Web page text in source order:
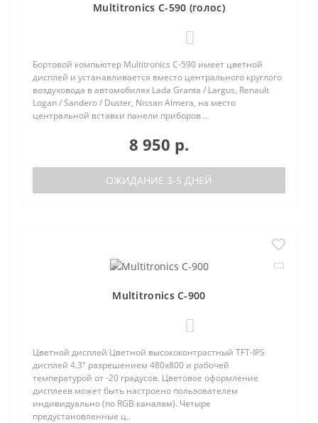
Multitronics C-590 (голос)
Бортовой компьютер Multitronics C-590 имеет цветной
дисплей и устанавливается вместо центрального круглого
воздуховода в автомобилях Lada Granta / Largus, Renault
Logan / Sandero / Duster, Nissan Almera, на место
центральной вставки панели приборов ..
8 950 р.
ОЖИДАНИЕ 3-5 ДНЕЙ
Multitronics C-900
Цветной дисплей Цветной высококонтрастный TFT-IPS
дисплей 4.3" разрешением 480х800 и рабочей
температурой от -20 градусов. Цветовое оформление
дисплеев может быть настроено пользователем
индивидуально (по RGB каналам). Четыре
предустановленные ц..